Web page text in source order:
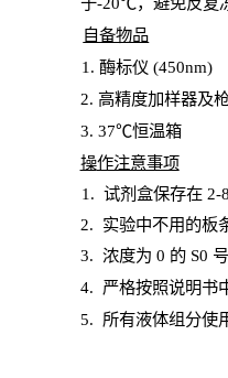
自备物品
1 . 酶标仪 (450nm)
2. 高精度加样器及枪
3. 37℃恒温箱
操作注意事项
1. 试剂盒保存在
2. 实验中不用的板
3. 浓度为 0 的 S0
4. 严格按照说明书
5. 所有液体组分使